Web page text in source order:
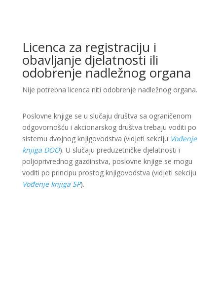
Licenca za registraciju i
obavljanje djelatnosti ili
odobrenje nadležnog organa
Nije potrebna licenca niti odobrenje nadležnog organa.
Poslovne knjige se u slučaju društva sa ograničenom
odgovornošću i akcionarskog društva trebaju voditi po
sistemu dvojnog knjigovodstva (vidjeti sekciju Vođenje
knjiga DOO). U slučaju preduzetničke djelatnosti i
poljoprivrednog gazdinstva, poslovne knjige se mogu
voditi po principu prostog knjigovodstva (vidjeti sekciju
Vođenje knjiga SP).